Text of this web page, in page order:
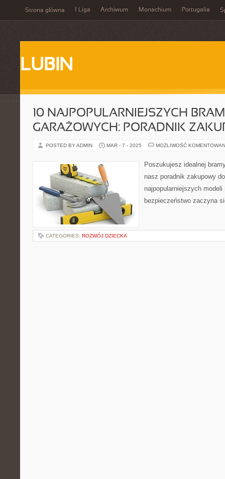
Strona główna 1 Liga Archiwum Monachium Portugalia
LUBIN
10 NAJPOPULARNIEJSZYCH BRAM
GARAŻOWYCH: PORADNIK
POSTED BY ADMIN MAR - 7 - 2025 MOŻLIWOŚĆ
Poszukujesz idealnej
nasz poradnik zakupowy
najpopularniejszych modeli
bezpieczeństwo zaczyna
CATEGORIES: ROZWÓJ DZIECKA